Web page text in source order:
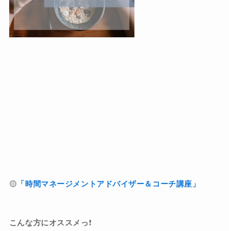
🟡 「時間マネージメントアドバイザー＆コーチ講座」
こんな方にオススメっ❗️